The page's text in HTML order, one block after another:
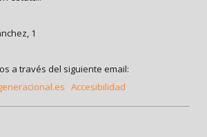
1
a través del siguiente email:
Accesibilidad